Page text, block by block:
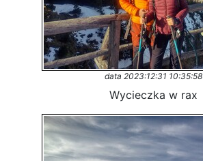
data 2023:12:31 10:35:58
Wycieczka w rax